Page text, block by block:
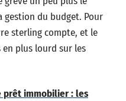
gestion du budget. Pour
sterling compte, et le
en plus lourd sur les
prêt immobilier : les